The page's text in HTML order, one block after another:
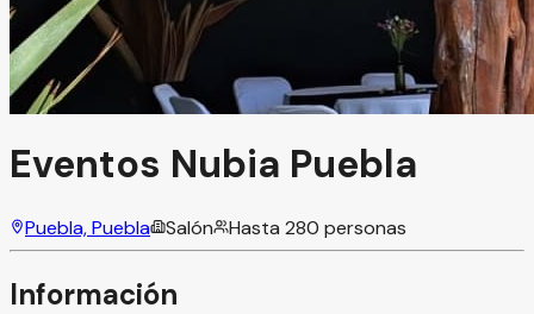
Eventos Nubia Puebla
Puebla, Puebla Salón Hasta 280 personas
Información